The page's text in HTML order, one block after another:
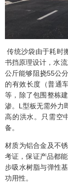
传统沙袋由于耗时
书挡原理设计，水
公斤能够阻挠55公
的有效长度（普通
等，除了包围整栋
渗。L型板无需外力
高的洪水。只需空
备。
材质为铝合金及不
考证，保证产品都
步吸水树脂与弹性
功用性。